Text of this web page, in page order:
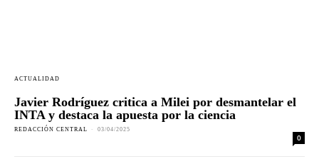
ACTUALIDAD
Javier Rodríguez critica a Milei por desmantelar el
INTA y destaca la apuesta por la ciencia
REDACCIÓN CENTRAL - 03/04/2025
0